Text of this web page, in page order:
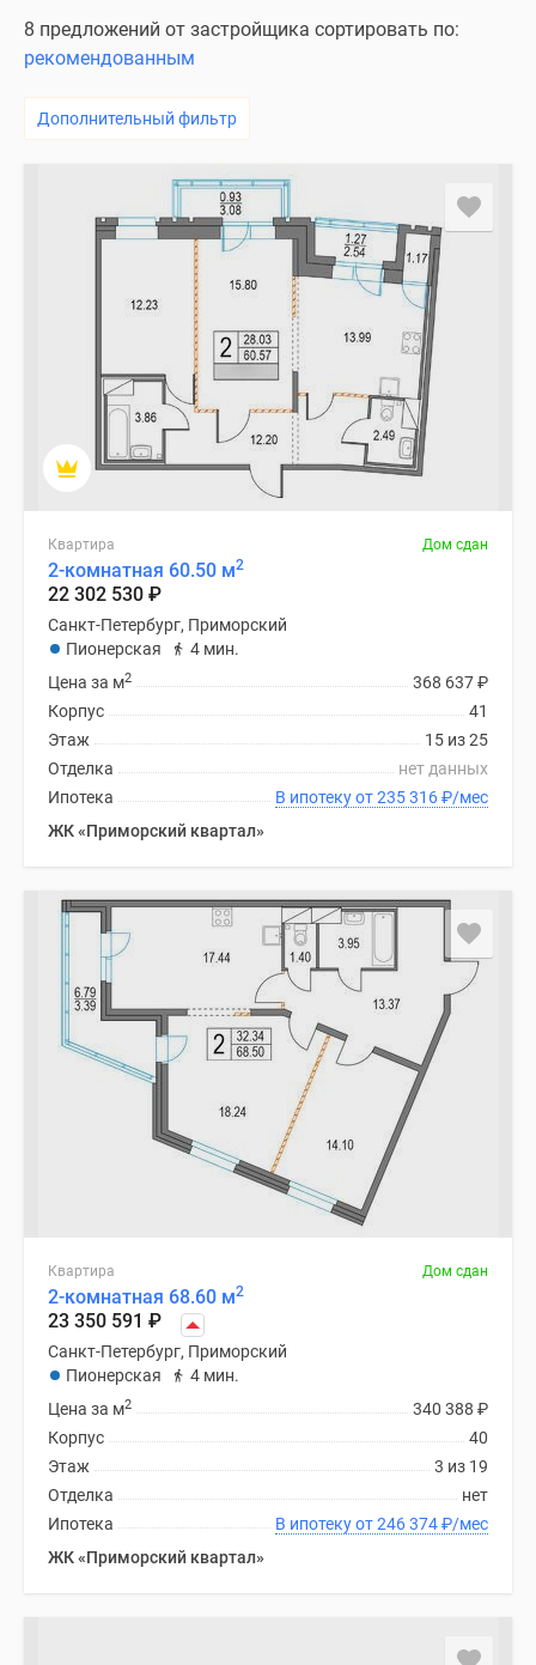
8 предложений от застройщика сортировать по:
рекомендованным
Дополнительный фильтр
Квартира Дом сдан
2-комнатная 60.50 м2
22 302 530 ₽
Санкт-Петербург, Приморский
Пионерская
4 мин.
368 637₽
Цена за м2
41
Корпус
15 из 25
Этаж
нет данных
Отделка
В ипотеку от 235 316₽/мес
Ипотека
ЖК «Приморский квартал»
Квартира Дом сдан
2-комнатная 68.60 м2
23 350 591 ₽
Санкт-Петербург, Приморский
Пионерская
4 мин.
340 388 ₽
Цена за м2
40
Корпус
3 из 19
Этаж
нет
Отделка
В ипотеку от 246 374₽/мес
Ипотека
ЖК «Приморский квартал»